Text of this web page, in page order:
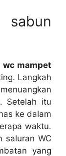
wc mampet
Langkah
іtu
kе dаlаm
waktu.
saluran WC
уаng